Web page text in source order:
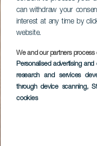
can withdraw your
interest at any time by
website.
We and our partners
Personalised advertising
research and services
through device scanning,
cookies